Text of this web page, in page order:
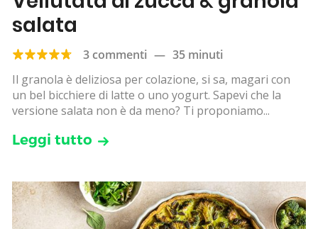
salata
3 commenti — 35 minuti
Il granola è deliziosa per colazione, si sa, magari con
un bel bicchiere di latte o uno yogurt. Sapevi che la
versione salata non è da meno? Ti proponiamo...
Leggi tutto